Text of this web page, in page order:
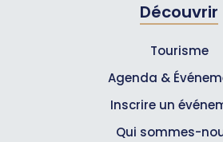
Découvrir
Tourisme
Agenda &
Inscrire un
Qui sommes-